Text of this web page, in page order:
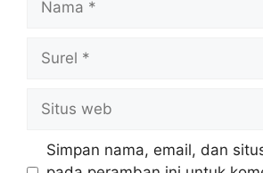
web
Simpan nama, email, dan